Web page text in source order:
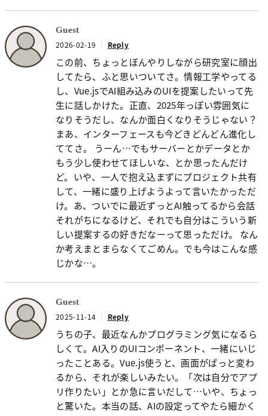
Guest
2026-02-19 Reply
この前、ちょっとぼんやりしながら研究室に顔出
してたら、ふと思いついてさ。情報工学やってる
し、Vue.jsでAI組み込みのUIを提案したいって先
生に話しかけた。正直、2025年っぽい雰囲気に
なりそうだし、なんか面白くなりそうじゃない？
まあ、インターフェースも今どきどんどん進化し
ててさ。 うーん…でもサーバーとかデータとか
もう少し使わせてほしいな、とか思ったんだけ
ど。いや、一人で抱え込まずにプロジェクト共有
して、一緒に盛り上げようよって言いたかっただ
け。あ、ついでに最近ずっとAI触ってるから会話
それがちになるけど、それでも自分はこういう新
しい提案するの好きだなーって思っただけ。 なん
か考えまとまらなくてごめん。でも今はこんな感
じかな…。
Guest
2025-11-14 Reply
うちの子、最近なんかプログラミング気になるら
しくて。AI入りのUIコンポーネント、一緒にいじ
ったことある。Vue.js使うと、画面がぱっと変わ
るから、それが楽しいみたい。「次は自分でアプ
リ作りたい」とか急に言いだして…いや、ちょっ
と驚いた。本当の話、AIの設定ってやたら細かく